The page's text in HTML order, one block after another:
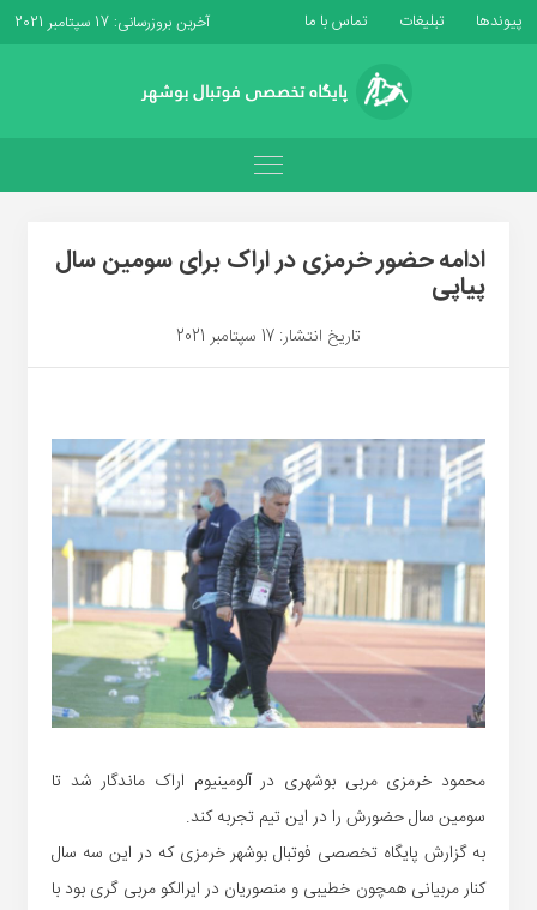
پیوندها تبلیغات تماس با ما آخرین بروزرسانی: 17 سپتامبر 2021
ادامه حضور خرمزی در اراک برای سومین سال
پیاپی
تاریخ انتشار: 17 سپتامبر 2021
محمود خرمزی مربی بوشهری در آلومینیوم اراک ماندگار شد تا
سومین سال حضورش را در این تیم تجربه کند.
به گزارش پایگاه تخصصی فوتبال بوشهر خرمزی که در این سه سال
کنار مربیانی همچون خطیبی و منصوریان در ایرالکو مربی گری بود با